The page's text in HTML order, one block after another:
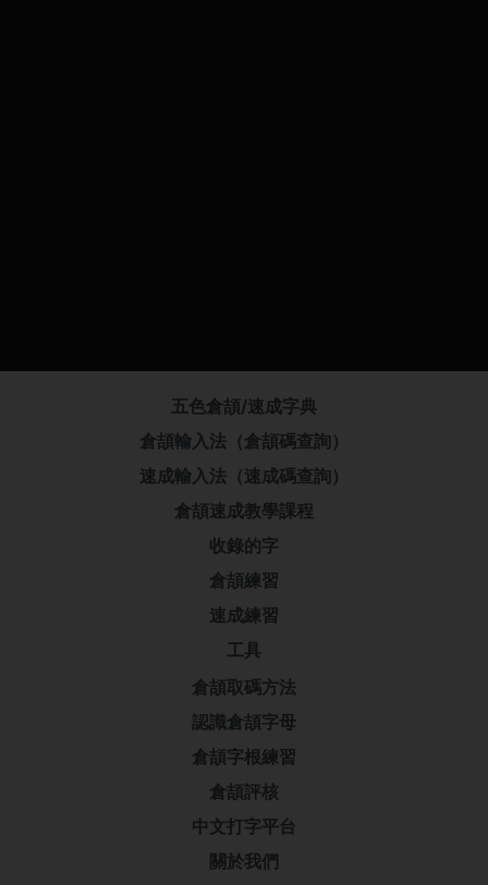
五色倉頡/速成字典
倉頡輸入法（倉頡碼查詢）
速成輸入法（速成碼查詢）
倉頡速成教學課程
收錄的字
倉頡練習
速成練習
工具
倉頡取碼方法
認識倉頡字母
倉頡字根練習
倉頡評核
中文打字平台
關於我們